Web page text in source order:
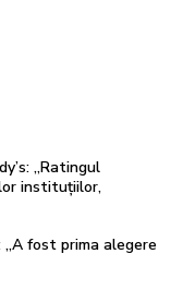
„Ratingul
instituțiilor,
fost prima alegere